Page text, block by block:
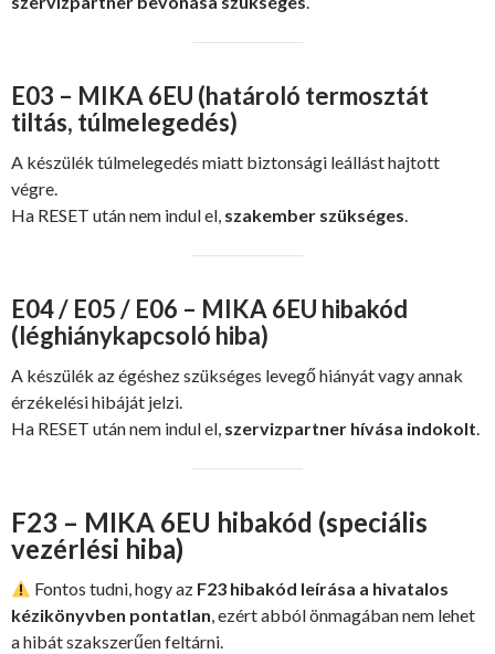
E03 – MIKA 6EU (határoló termosztát
tiltás, túlmelegedés)
A készülék túlmelegedés miatt biztonsági leállást hajtott
végre.
Ha RESET után nem indul el, szakember szükséges.
E04 / E05 / E06 – MIKA 6EU hibakód
(léghiánykapcsoló hiba)
A készülék az égéshez szükséges levegő hiányát vagy annak
érzékelési hibáját jelzi.
Ha RESET után nem indul el, szervizpartner hívása indokolt.
F23 – MIKA 6EU hibakód (speciális
vezérlési hiba)
Fontos tudni, hogy az F23 hibakód leírása a hivatalos
kézikönyvben pontatlan, ezért abból önmagában nem lehet
a hibát szakszerűen feltárni.